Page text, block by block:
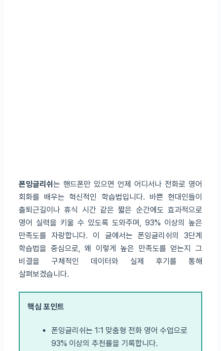
폰잉글리쉬 는 핸드폰만 있으면 언제 어디서나 전화로 영어
회화를 배우는 혁신적인 학습법입니다. 바쁜 현대인들이
출퇴근길이나 휴식 시간 같은 짧은 순간에도 효과적으로
영어 실력을 키울 수 있도록 도와주며, 93% 이상의 높은
만족도를 자랑합니다. 이 글에서는 폰잉글리쉬의 3단계
학습법을 중심으로, 왜 이렇게 높은 만족도를 얻는지 그
비결을 구체적인 데이터와 실제 후기를 통해
살펴보겠습니다.
핵심 포인트
폰잉글리쉬는 1:1 맞춤형 전화 영어 수업으로
93% 이상의 추천률을 기록합니다.